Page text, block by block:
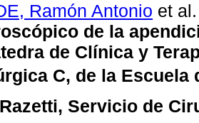
Ramón Antonio et al.
de la
de Clínica y
C, de la
Razetti, Servicio de